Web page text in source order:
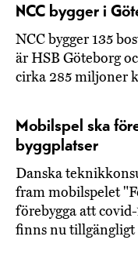
NCC bygger i
NCC bygger 135
är HSB Göteborg
cirka 285 miljoner
Mobilspel ska
byggplatser
Danska
fram mobilspelet
förebygga att
finns nu tillgängligt